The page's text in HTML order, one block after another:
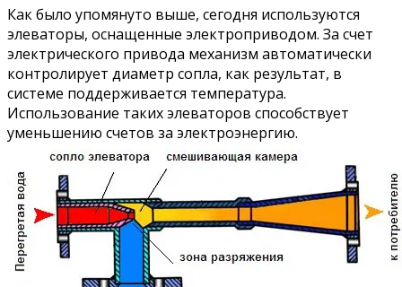
Как было упомянуто выше, сегодня используются
элеваторы, оснащенные электроприводом. За счет
электрического привода механизм автоматически
контролирует диаметр сопла, как результат, в
системе поддерживается температура.
Использование таких элеваторов способствует
уменьшению счетов за электроэнергию.